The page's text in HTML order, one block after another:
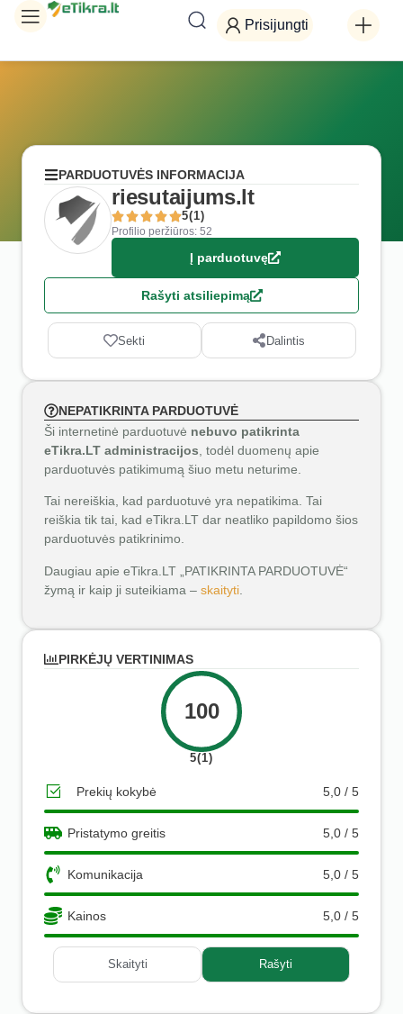
Prisijungti
PARDUOTUVĖS INFORMACIJA
riesutaijums.lt
5(1)
Profilio peržiūros: 52
Į parduotuvę
Rašyti atsiliepimą
Sekti Dalintis
NEPATIKRINTA PARDUOTUVĖ
Ši internetinė parduotuvė nebuvo patikrinta
eTikra.LT administracijos , todėl duomenų apie
parduotuvės patikimumą šiuo metu neturime.
Tai nereiškia, kad parduotuvė yra nepatikima. Tai
reiškia tik tai, kad eTikra.LT dar neatliko papildomo šios
parduotuvės patikrinimo.
Daugiau apie eTikra.LT „PATIKRINTA PARDUOTUVĖ“
žymą ir kaip ji suteikiama – skaityti
PIRKĖJŲ VERTINIMAS
100
5(1)
Prekių kokybė 5,0 / 5
Pristatymo greitis 5,0 / 5
Komunikacija 5,0 / 5
Kainos 5,0 / 5
Skaityti Rašyti